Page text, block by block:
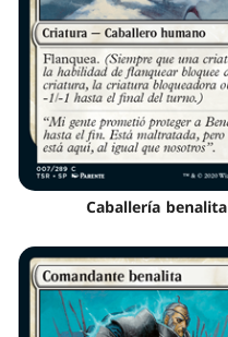
Caballería benalita